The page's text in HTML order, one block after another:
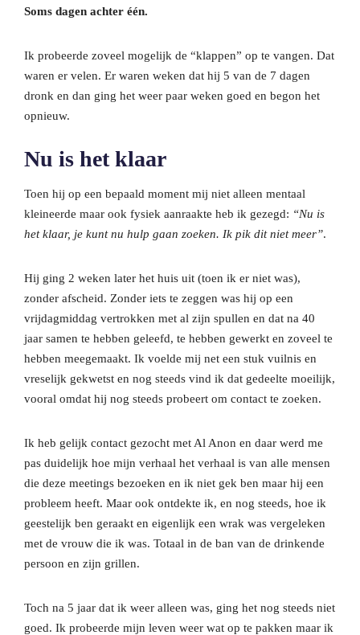
Soms dagen achter één.
Ik probeerde zoveel mogelijk de “klappen” op te vangen. Dat
waren er velen. Er waren weken dat hij 5 van de 7 dagen
dronk en dan ging het weer paar weken goed en begon het
opnieuw.
Nu is het klaar
Toen hij op een bepaald moment mij niet alleen mentaal
kleineerde maar ook fysiek aanraakte heb ik gezegd: “Nu is
het klaar, je kunt nu hulp gaan zoeken. Ik pik dit niet meer”.
Hij ging 2 weken later het huis uit (toen ik er niet was),
zonder afscheid. Zonder iets te zeggen was hij op een
vrijdagmiddag vertrokken met al zijn spullen en dat na 40
jaar samen te hebben geleefd, te hebben gewerkt en zoveel te
hebben meegemaakt. Ik voelde mij net een stuk vuilnis en
vreselijk gekwetst en nog steeds vind ik dat gedeelte moeilijk,
vooral omdat hij nog steeds probeert om contact te zoeken.
Ik heb gelijk contact gezocht met Al Anon en daar werd me
pas duidelijk hoe mijn verhaal het verhaal is van alle mensen
die deze meetings bezoeken en ik niet gek ben maar hij een
probleem heeft. Maar ook ontdekte ik, en nog steeds, hoe ik
geestelijk ben geraakt en eigenlijk een wrak was vergeleken
met de vrouw die ik was. Totaal in de ban van de drinkende
persoon en zijn grillen.
Toch na 5 jaar dat ik weer alleen was, ging het nog steeds niet
goed. Ik probeerde mijn leven weer wat op te pakken maar ik